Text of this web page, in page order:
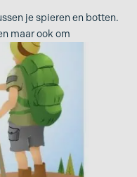
je spieren en botten.
maar ook om